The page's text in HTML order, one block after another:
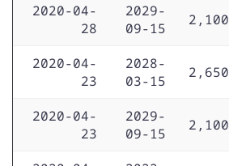
2020-04-
28
2029-
09-15
2,100
2020-04-
23
2028-
03-15
2,650
2020-04-
23
2029-
09-15
2,100